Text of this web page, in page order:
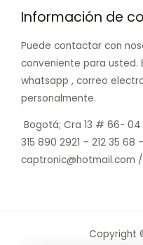
Información de
Puede contactar con
conveniente para usted.
whatsapp , correo
personalmente.
Bogotá; Cra 13 # 66-
315 890 2921 – 212 35 68
captronic@hotmail.com
Copyright